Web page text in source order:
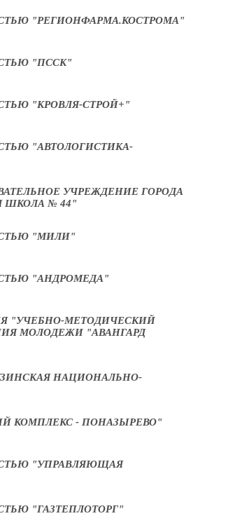
"РЕГИОНФАРМА.КОСТРОМА"
"ПССК"
"КРОВЛЯ-СТРОЙ+"
"АВТОЛОГИСТИКА-
УЧРЕЖДЕНИЕ ГОРОДА
ШКОЛА № 44"
"МИЛИ"
"АНДРОМЕДА"
"УЧЕБНО-МЕТОДИЧЕСКИЙ
МОЛОДЕЖИ "АВАНГАРД
НАЦИОНАЛЬНО-
КОМПЛЕКС - ПОНАЗЫРЕВО"
"УПРАВЛЯЮЩАЯ
"ГАЗТЕПЛОТОРГ"